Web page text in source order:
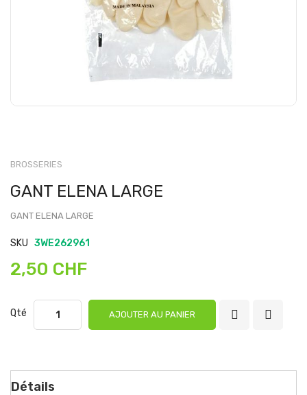
BROSSERIES
GANT ELENA LARGE
GANT ELENA LARGE
SKU 3WE262961
2,50 CHF
Qté AJOUTER AU PANIER
Détails